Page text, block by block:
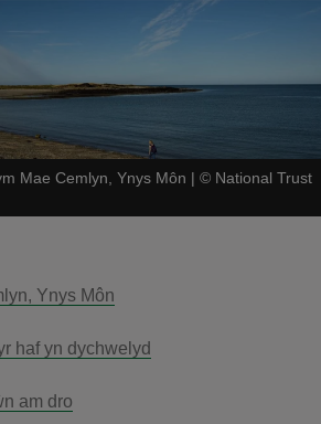
Mae Cemlyn, Ynys Môn | © National Trust
Ynys Môn
haf yn dychwelyd
am dro